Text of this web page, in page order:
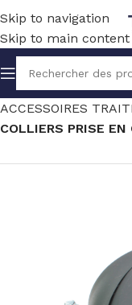
Skip to navigation
Skip to main content
Accueil
ACCESSOIRES
COLLIERS PRISE EN